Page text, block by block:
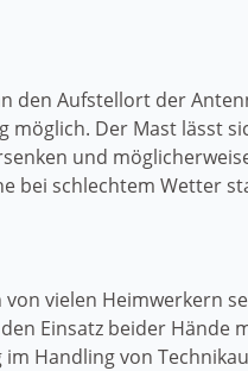
den Aufstellort der
Der Mast lässt
und
bei schlechtem Wetter
vielen Heimwerkern
Einsatz beider Hände
Handling von